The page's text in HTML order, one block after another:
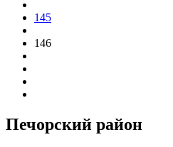
145
146
Печорский район